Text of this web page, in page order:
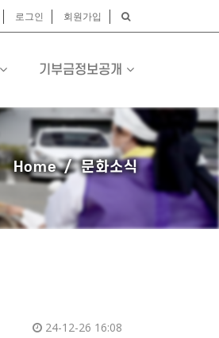
로그인 회원가입
기부금정보공개
Home 문화소식
24-12-26 16:08